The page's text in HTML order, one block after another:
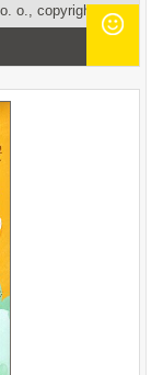
o., copyright 2021.